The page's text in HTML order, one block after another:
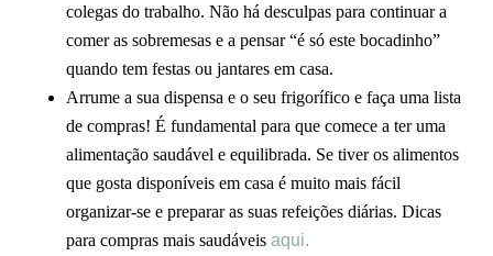
colegas do trabalho. Não há desculpas para continuar a
comer as sobremesas e a pensar “é só este bocadinho”
quando tem festas ou jantares em casa.
Arrume a sua dispensa e o seu frigorífico e faça uma lista
de compras! É fundamental para que comece a ter uma
alimentação saudável e equilibrada. Se tiver os alimentos
que gosta disponíveis em casa é muito mais fácil
organizar-se e preparar as suas refeições diárias. Dicas
para compras mais saudáveis aqui.